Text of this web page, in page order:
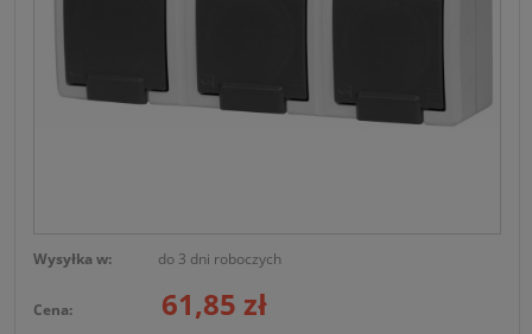
Wysyłka w: do 3 dni roboczych
Cena: 61,85 zł